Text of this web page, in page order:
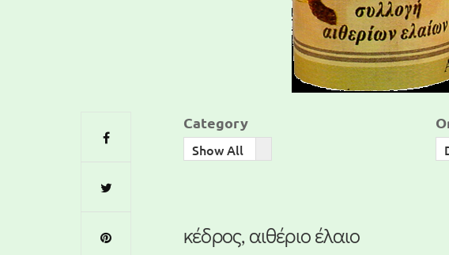
Category
Show All
κέδρος, αιθέριο έλαιο